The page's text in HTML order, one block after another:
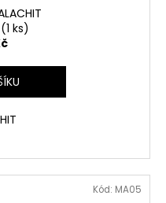
(1 ks)
Kód: MA05